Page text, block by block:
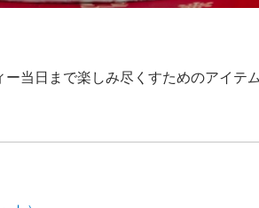
当日まで楽しみ尽くすためのアイテ